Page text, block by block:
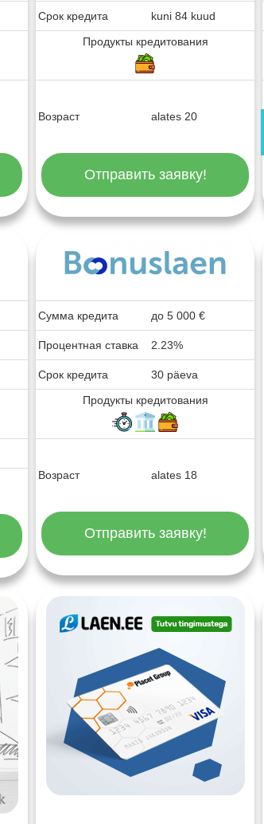
Срок кредита
kuni 84 kuud
Продукты кредитования
Возраст alates 20
Отправить заявку!
Сумма кредита до 5 000 €
Процентная ставка 2.23%
Срок кредита
30 päeva
Продукты кредитования
Возраст alates 18
Отправить заявку!